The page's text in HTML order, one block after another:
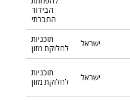
הבידוד
החברתי
ישראל
תוכניות
לחלוקת מזון
ישראל
תוכניות
לחלוקת מזון